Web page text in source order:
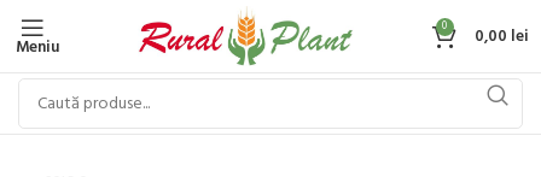
Meniu
0 0,00 lei